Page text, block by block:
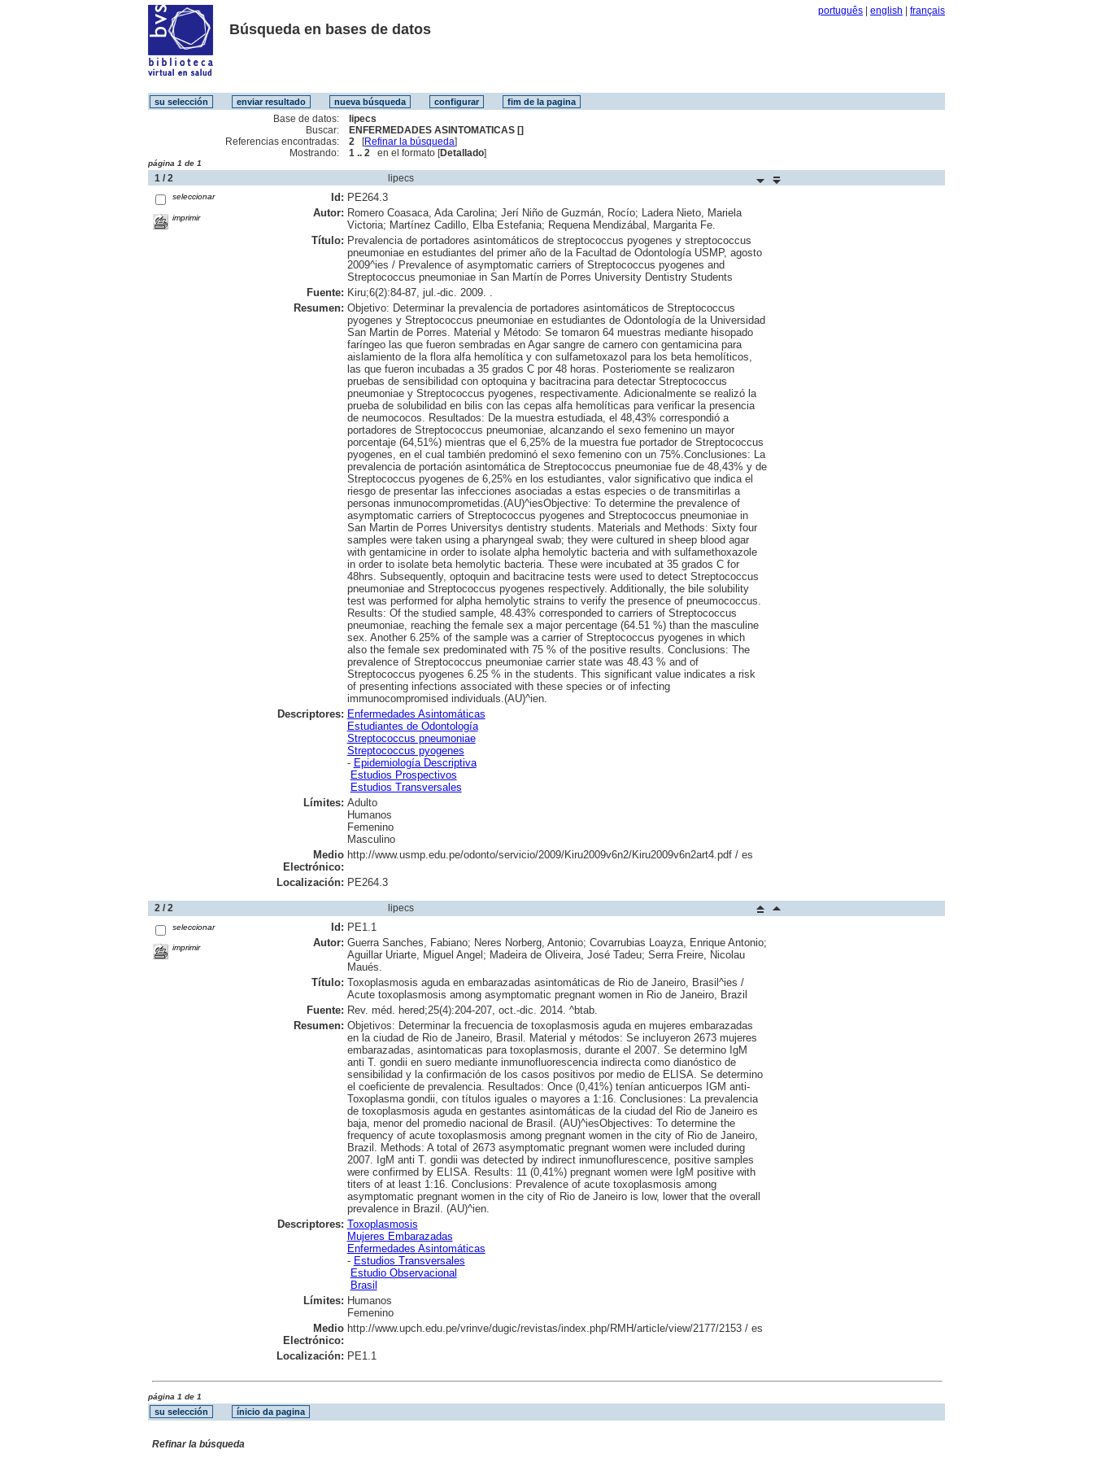
português english français
Búsqueda en bases de datos
Base de datos:
lipecs
Buscar:
ENFERMEDADES ASINTOMATICAS []
Referencias encontradas:
2 [Refinar la búsqueda]
Mostrando:
1 .. 2 en el formato [Detallado]
página 1 de 1
1 / 2 lipecs
seleccionar
imprimir
Id: PE264.3
Autor: Romero Coasaca, Ada Carolina; Jerí Niño de Guzmán, Rocío; Ladera Nieto, Mariela
Victoria; Martínez Cadillo, Elba Estefania; Requena Mendizábal, Margarita Fe.
Título: Prevalencia de portadores asintomáticos de streptococcus pyogenes y streptococcus
pneumoniae en estudiantes del primer año de la Facultad de Odontología USMP, agosto
2009^ies / Prevalence of asymptomatic carriers of Streptococcus pyogenes and
Streptococcus pneumoniae in San Martín de Porres University Dentistry Students
Fuente: Kiru;6(2):84-87, jul.-dic. 2009. .
Resumen: Objetivo: Determinar la prevalencia de portadores asintomáticos de Streptococcus
pyogenes y Streptococcus pneumoniae en estudiantes de Odontología de la Universidad
San Martin de Porres. Material y Método: Se tomaron 64 muestras mediante hisopado
faríngeo las que fueron sembradas en Agar sangre de carnero con gentamicina para
aislamiento de la flora alfa hemolítica y con sulfametoxazol para los beta hemolíticos,
las que fueron incubadas a 35 grados C por 48 horas. Posteriomente se realizaron
pruebas de sensibilidad con optoquina y bacitracina para detectar Streptococcus
pneumoniae y Streptococcus pyogenes, respectivamente. Adicionalmente se realizó la
prueba de solubilidad en bilis con las cepas alfa hemolíticas para verificar la presencia
de neumococos. Resultados: De la muestra estudiada, el 48,43% correspondió a
portadores de Streptococcus pneumoniae, alcanzando el sexo femenino un mayor
porcentaje (64,51%) mientras que el 6,25% de la muestra fue portador de Streptococcus
pyogenes, en el cual también predominó el sexo femenino con un 75%.Conclusiones: La
prevalencia de portación asintomática de Streptococcus pneumoniae fue de 48,43% y de
Streptococcus pyogenes de 6,25% en los estudiantes, valor significativo que indica el
riesgo de presentar las infecciones asociadas a estas especies o de transmitirlas a
personas inmunocomprometidas.(AU)^iesObjective: To determine the prevalence of
asymptomatic carriers of Streptococcus pyogenes and Streptococcus pneumoniae in
San Martin de Porres Universitys dentistry students. Materials and Methods: Sixty four
samples were taken using a pharyngeal swab; they were cultured in sheep blood agar
with gentamicine in order to isolate alpha hemolytic bacteria and with sulfamethoxazole
in order to isolate beta hemolytic bacteria. These were incubated at 35 grados C for
48hrs. Subsequently, optoquin and bacitracine tests were used to detect Streptococcus
pneumoniae and Streptococcus pyogenes respectively. Additionally, the bile solubility
test was performed for alpha hemolytic strains to verify the presence of pneumococcus.
Results: Of the studied sample, 48.43% corresponded to carriers of Streptococcus
pneumoniae, reaching the female sex a major percentage (64.51 %) than the masculine
sex. Another 6.25% of the sample was a carrier of Streptococcus pyogenes in which
also the female sex predominated with 75 % of the positive results. Conclusions: The
prevalence of Streptococcus pneumoniae carrier state was 48.43 % and of
Streptococcus pyogenes 6.25 % in the students. This significant value indicates a risk
of presenting infections associated with these species or of infecting
immunocompromised individuals.(AU)^ien.
Descriptores: Enfermedades Asintomáticas
Estudiantes de Odontología
Streptococcus pneumoniae
Streptococcus pyogenes
- Epidemiología Descriptiva
Estudios Prospectivos
Estudios Transversales
Límites: Adulto
Humanos
Femenino
Masculino
Medio
Electrónico:
http://www.usmp.edu.pe/odonto/servicio/2009/Kiru2009v6n2/Kiru2009v6n2art4.pdf / es
Localización: PE264.3
2 / 2 lipecs
seleccionar
imprimir
Id: PE1.1
Autor: Guerra Sanches, Fabiano; Neres Norberg, Antonio; Covarrubias Loayza, Enrique Antonio;
Aguillar Uriarte, Miguel Angel; Madeira de Oliveira, José Tadeu; Serra Freire, Nicolau
Maués.
Título: Toxoplasmosis aguda en embarazadas asintomáticas de Rio de Janeiro, Brasil^ies /
Acute toxoplasmosis among asymptomatic pregnant women in Rio de Janeiro, Brazil
Fuente: Rev. méd. hered;25(4):204-207, oct.-dic. 2014. ^btab.
Resumen: Objetivos: Determinar la frecuencia de toxoplasmosis aguda en mujeres embarazadas
en la ciudad de Rio de Janeiro, Brasil. Material y métodos: Se incluyeron 2673 mujeres
embarazadas, asintomaticas para toxoplasmosis, durante el 2007. Se determino IgM
anti T. gondii en suero mediante inmunofluorescencia indirecta como dianóstico de
sensibilidad y la confirmación de los casos positivos por medio de ELISA. Se determino
el coeficiente de prevalencia. Resultados: Once (0,41%) tenían anticuerpos IGM anti-
Toxoplasma gondii, con títulos iguales o mayores a 1:16. Conclusiones: La prevalencia
de toxoplasmosis aguda en gestantes asintomáticas de la ciudad del Rio de Janeiro es
baja, menor del promedio nacional de Brasil. (AU)^iesObjectives: To determine the
frequency of acute toxoplasmosis among pregnant women in the city of Rio de Janeiro,
Brazil. Methods: A total of 2673 asymptomatic pregnant women were included during
2007. IgM anti T. gondii was detected by indirect inmunoflurescence, positive samples
were confirmed by ELISA. Results: 11 (0,41%) pregnant women were IgM positive with
titers of at least 1:16. Conclusions: Prevalence of acute toxoplasmosis among
asymptomatic pregnant women in the city of Rio de Janeiro is low, lower that the overall
prevalence in Brazil. (AU)^ien.
Descriptores: Toxoplasmosis
Mujeres Embarazadas
Enfermedades Asintomáticas
- Estudios Transversales
Estudio Observacional
Brasil
Límites: Humanos
Femenino
Medio
Electrónico:
http://www.upch.edu.pe/vrinve/dugic/revistas/index.php/RMH/article/view/2177/2153 / es
Localización: PE1.1
página 1 de 1
Refinar la búsqueda